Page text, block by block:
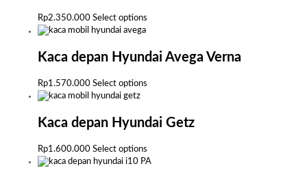
Rp2.350.000 Select options
multiple
be
chosen
product
Kaca depan Hyundai Avega Verna
Rp1.570.000 Select options
multiple
options
Kaca depan Hyundai Getz
Rp1.600.000 Select options
product